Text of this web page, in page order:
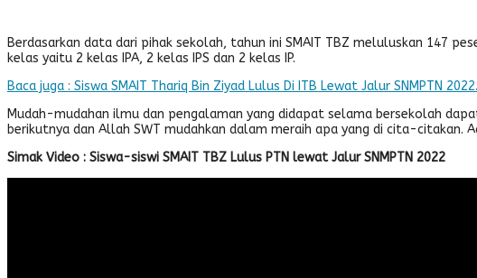
Berdasarkan data dari pihak sekolah, tahun ini SMAIT TBZ meluluskan 147
kelas yaitu 2 kelas IPA, 2 kelas IPS dan 2 kelas IP.
Baca juga : Siswa SMAIT Thariq Bin Ziyad Lulus Di ITB Lewat Jalur SNMPTN 2022.
Mudah-mudahan ilmu dan pengalaman yang didapat selama bersekolah
berikutnya dan Allah SWT mudahkan dalam meraih apa yang di cita-citakan.
Simak Video : Siswa-siswi SMAIT TBZ Lulus PTN lewat Jalur SNMPTN 2022